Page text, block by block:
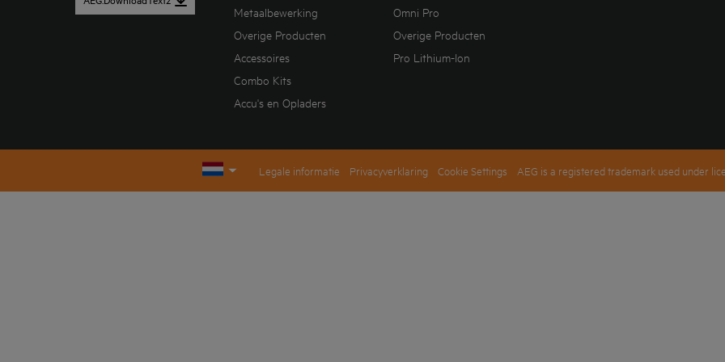
Metaalbewerking
Overige Producten
Accessoires
Combo Kits
Accu's en Opladers
Omni Pro
Overige Producten
Pro Lithium-Ion
Legale informatie Privacyverklaring Cookie Settings AEG is a registered trademark used under